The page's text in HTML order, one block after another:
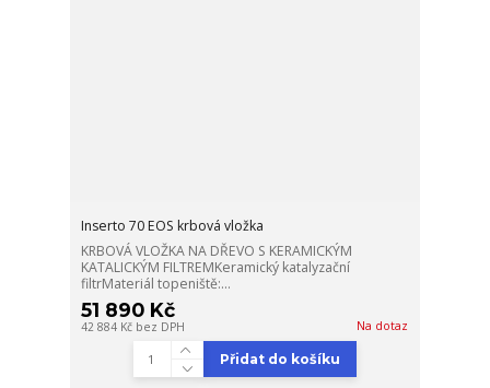
Inserto 70 EOS krbová vložka
KRBOVÁ VLOŽKA NA DŘEVO S KERAMICKÝM
KATALICKÝM FILTREMKeramický katalyzační
filtrMateriál topeniště:...
51 890 Kč
42 884 Kč bez DPH Na dotaz
Přidat do košíku